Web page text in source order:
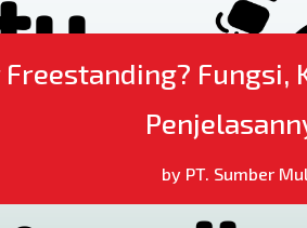
Fungsi,
by PT. Sumber